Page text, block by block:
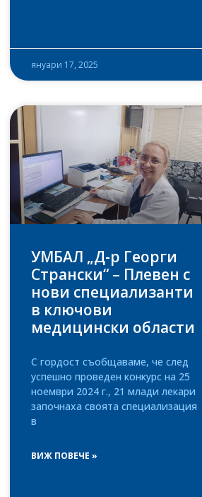
януари 17, 2025
УМБАЛ „Д-р Георги
Странски“ – Плевен с
нови специализанти
в ключови
медицински области
С гордост съобщаваме, че след
успешно проведен конкурс на 25
ноември 2024 г., 21 млади лекари
започнаха своята специализация
в
ВИЖ ПОВЕЧЕ »